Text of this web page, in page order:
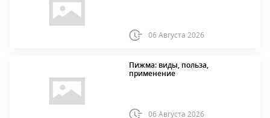
06 Августа 2026
Пижма: виды, польза,
применение
06 Августа 2026